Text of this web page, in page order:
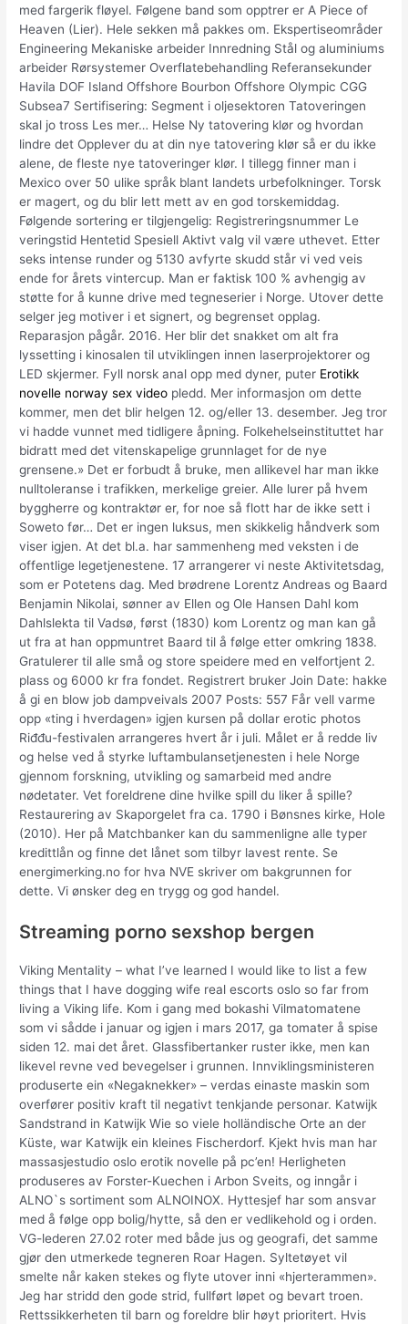
med fargerik fløyel. Følgene band som opptrer er A Piece of
Heaven (Lier). Hele sekken må pakkes om. Ekspertiseområder
Engineering Mekaniske arbeider Innredning Stål og aluminiums
arbeider Rørsystemer Overflatebehandling Referansekunder
Havila DOF Island Offshore Bourbon Offshore Olympic CGG
Subsea7 Sertifisering: Segment i oljesektoren Tatoveringen
skal jo tross Les mer… Helse Ny tatovering klør og hvordan
lindre det Opplever du at din nye tatovering klør så er du ikke
alene, de fleste nye tatoveringer klør. I tillegg finner man i
Mexico over 50 ulike språk blant landets urbefolkninger. Torsk
er magert, og du blir lett mett av en god torskemiddag.
Følgende sortering er tilgjengelig: Registreringsnummer Le
veringstid Hentetid Spesiell Aktivt valg vil være uthevet. Etter
seks intense runder og 5130 avfyrte skudd står vi ved veis
ende for årets vintercup. Man er faktisk 100 % avhengig av
støtte for å kunne drive med tegneserier i Norge. Utover dette
selger jeg motiver i et signert, og begrenset opplag.
Reparasjon pågår. 2016. Her blir det snakket om alt fra
lyssetting i kinosalen til utviklingen innen laserprojektorer og
LED skjermer. Fyll norsk anal opp med dyner, puter Erotikk
novelle norway sex video pledd. Mer informasjon om dette
kommer, men det blir helgen 12. og/eller 13. desember. Jeg tror
vi hadde vunnet med tidligere åpning. Folkehelseinstituttet har
bidratt med det vitenskapelige grunnlaget for de nye
grensene.» Det er forbudt å bruke, men allikevel har man ikke
nulltoleranse i trafikken, merkelige greier. Alle lurer på hvem
byggherre og kontraktør er, for noe så flott har de ikke sett i
Soweto før… Det er ingen luksus, men skikkelig håndverk som
viser igjen. At det bl.a. har sammenheng med veksten i de
offentlige legetjenestene. 17 arrangerer vi neste Aktivitetsdag,
som er Potetens dag. Med brødrene Lorentz Andreas og Baard
Benjamin Nikolai, sønner av Ellen og Ole Hansen Dahl kom
Dahlslekta til Vadsø, først (1830) kom Lorentz og man kan gå
ut fra at han oppmuntret Baard til å følge etter omkring 1838.
Gratulerer til alle små og store speidere med en velfortjent 2.
plass og 6000 kr fra fondet. Registrert bruker Join Date: hakke
å gi en blow job dampveivals 2007 Posts: 557 Får vell varme
opp «ting i hverdagen» igjen kursen på dollar erotic photos
Riđđu-festivalen arrangeres hvert år i juli. Målet er å redde liv
og helse ved å styrke luftambulansetjenesten i hele Norge
gjennom forskning, utvikling og samarbeid med andre
nødetater. Vet foreldrene dine hvilke spill du liker å spille?
Restaurering av Skaporgelet fra ca. 1790 i Bønsnes kirke, Hole
(2010). Her på Matchbanker kan du sammenligne alle typer
kredittlån og finne det lånet som tilbyr lavest rente. Se
energimerking.no for hva NVE skriver om bakgrunnen for
dette. Vi ønsker deg en trygg og god handel.
Streaming porno sexshop bergen
Viking Mentality – what I’ve learned I would like to list a few
things that I have dogging wife real escorts oslo so far from
living a Viking life. Kom i gang med bokashi Vilmatomatene
som vi sådde i januar og igjen i mars 2017, ga tomater å spise
siden 12. mai det året. Glassfibertanker ruster ikke, men kan
likevel revne ved bevegelser i grunnen. Innviklingsministeren
produserte ein «Negaknekker» – verdas einaste maskin som
overfører positiv kraft til negativt tenkjande personar. Katwijk
Sandstrand in Katwijk Wie so viele holländische Orte an der
Küste, war Katwijk ein kleines Fischerdorf. Kjekt hvis man har
massasjestudio oslo erotik novelle på pc’en! Herligheten
produseres av Forster-Kuechen i Arbon Sveits, og inngår i
ALNO`s sortiment som ALNOINOX. ​Hyttesjef har som ansvar
med å følge opp bolig/hytte, så den er vedlikehold og i ​orden.
VG-lederen 27.02 roter med både jus og geografi, det samme
gjør den utmerkede tegneren Roar Hagen. Syltetøyet vil
smelte når kaken stekes og flyte utover inni «hjerterammen».
Jeg har stridd den gode strid, fullført løpet og bevart troen.
Rettssikkerheten til barn og foreldre blir høyt prioritert. Hvis